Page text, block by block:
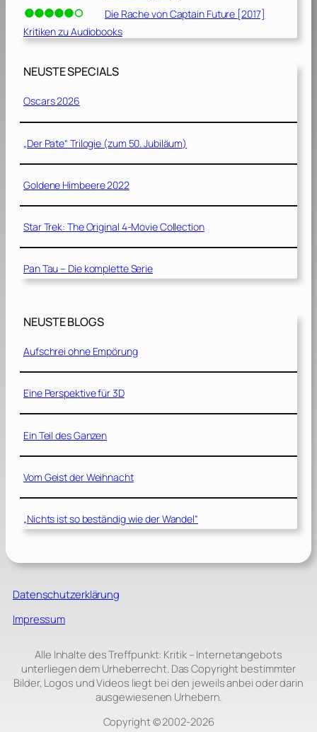
Die Rache von Captain Future [2017]
Kritiken zu Audiobooks
NEUSTE SPECIALS
Oscars 2026
„Der Pate“ Trilogie (zum 50. Jubiläum)
Goldene Himbeere 2022
Star Trek: The Original 4-Movie Collection
Pan Tau – Die komplette Serie
NEUSTE BLOGS
Aufschrei ohne Empörung
Eine Perspektive für 3D
Ein Teil des Ganzen
Vom Geist der Weihnacht
„Nichts ist so beständig wie der Wandel“
Datenschutzerklärung
Impressum
Alle Inhalte des Treffpunkt: Kritik – Internetangebots
unterliegen dem Urheberrecht. Das Copyright bestimmter
Bilder, Logos und Videos liegt bei den jeweils anbei oder darin
ausgewiesenen Urhebern.
Copyright © 2002‑2026